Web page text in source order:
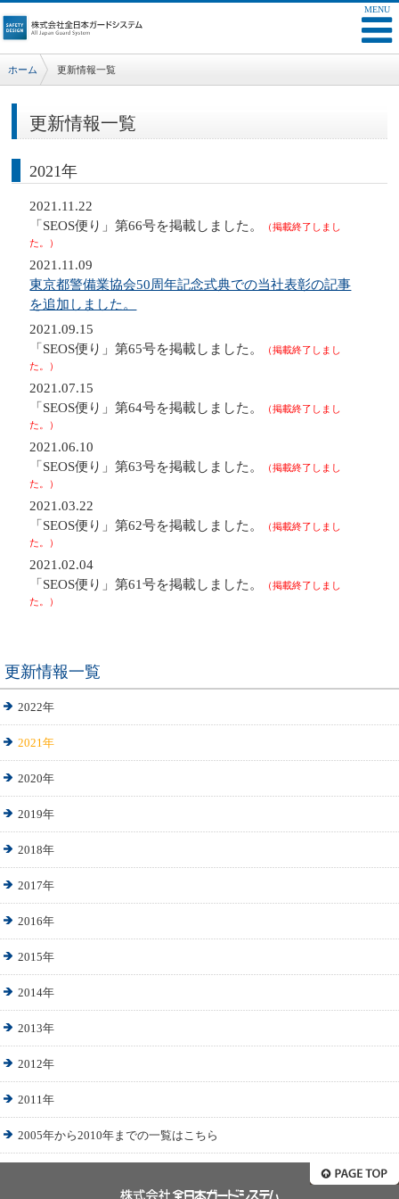
ホーム 更新情報一覧
更新情報一覧
2021年
2021.11.22
「SEOS便り」第66号を掲載しました。
（掲載終了しまし
た。）
2021.11.09
東京都警備業協会50周年記念式典での当社表彰の記事
を追加しました。
2021.09.15
「SEOS便り」第65号を掲載しました。
（掲載終了しまし
た。）
2021.07.15
「SEOS便り」第64号を掲載しました。
（掲載終了しまし
た。）
2021.06.10
「SEOS便り」第63号を掲載しました。
（掲載終了しまし
た。）
2021.03.22
「SEOS便り」第62号を掲載しました。
（掲載終了しまし
た。）
2021.02.04
「SEOS便り」第61号を掲載しました。
（掲載終了しまし
た。）
更新情報一覧
2022年
2021年
2020年
2019年
2018年
2017年
2016年
2015年
2014年
2013年
2012年
2011年
2005年から2010年までの一覧はこちら